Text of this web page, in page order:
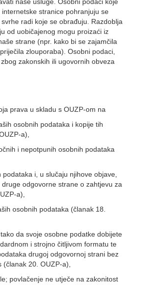
stranice pohranjuju se
radi koje se obrađuju. Razdoblja
od uobičajenog mogu proizaći iz
strane (npr. kako bi se zajamčila
zlouporaba). Osobni podaci,
zakonskih ili ugovornih obveza
prava u skladu s OUZP-om na
osobnih podataka i kopije tih
a),
i nepotpunih osobnih podataka
i, u slučaju njihove objave,
odgovorne strane o zahtjevu za
a),
osobnih podataka (članak 18.
da svoje osobne podatke dobijete
i strojno čitljivom formatu te
drugoj odgovornoj strani bez
20. OUZP-a),
povlačenje ne utječe na zakonitost